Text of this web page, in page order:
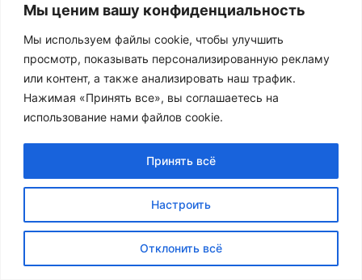
Мы ценим вашу конфиденциальность
Мы используем файлы cookie, чтобы улучшить
просмотр, показывать персонализированную рекламу
или контент, а также анализировать наш трафик.
Нажимая «Принять все», вы соглашаетесь на
использование нами файлов cookie.
Настроить
Отклонить всё
Принять всё
их наиболее интересные детали, выделяет в
пространстве и позволяет лучше различить весь
силуэт здания на фоне ночного неба. Это – целое